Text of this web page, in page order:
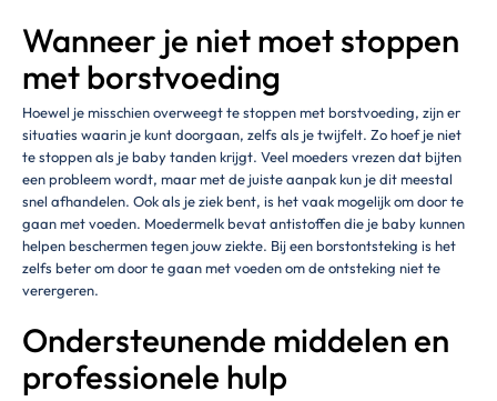
Wanneer je niet moet stoppen
met borstvoeding
Hoewel je misschien overweegt te stoppen met borstvoeding, zijn er
situaties waarin je kunt doorgaan, zelfs als je twijfelt. Zo hoef je niet
te stoppen als je baby tanden krijgt. Veel moeders vrezen dat bijten
een probleem wordt, maar met de juiste aanpak kun je dit meestal
snel afhandelen. Ook als je ziek bent, is het vaak mogelijk om door te
gaan met voeden. Moedermelk bevat antistoffen die je baby kunnen
helpen beschermen tegen jouw ziekte. Bij een borstontsteking is het
zelfs beter om door te gaan met voeden om de ontsteking niet te
verergeren.
Ondersteunende middelen en
professionele hulp